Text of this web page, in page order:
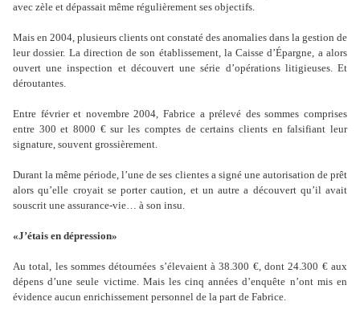
avec zèle et dépassait même régulièrement ses objectifs.
Mais en 2004, plusieurs clients ont constaté des anomalies dans la gestion de
leur dossier. La direction de son établissement, la Caisse d’Épargne, a alors
ouvert une inspection et découvert une série d’opérations litigieuses. Et
déroutantes.
Entre février et novembre 2004, Fabrice a prélevé des sommes comprises
entre 300 et 8000 € sur les comptes de certains clients en falsifiant leur
signature, souvent grossièrement.
Durant la même période, l’une de ses clientes a signé une autorisation de prêt
alors qu’elle croyait se porter caution, et un autre a découvert qu’il avait
souscrit une assurance-vie… à son insu.
«J’étais en dépression»
Au total, les sommes détournées s’élevaient à 38.300 €, dont 24.300 € aux
dépens d’une seule victime. Mais les cinq années d’enquête n’ont mis en
évidence aucun enrichissement personnel de la part de Fabrice.